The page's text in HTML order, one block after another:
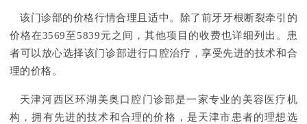
该门诊部的价格行情合理且适中。除了前牙牙根断裂牵引的
价格在3569至5839元之间，其他项目的收费也详细列出。患
者可以放心选择该门诊部进行口腔治疗，享受先进的技术和合
理的价格。
天津河西区环湖美奥口腔门诊部是一家专业的美容医疗机
构，拥有先进的技术和合理的价格，是天津市患者的理想选